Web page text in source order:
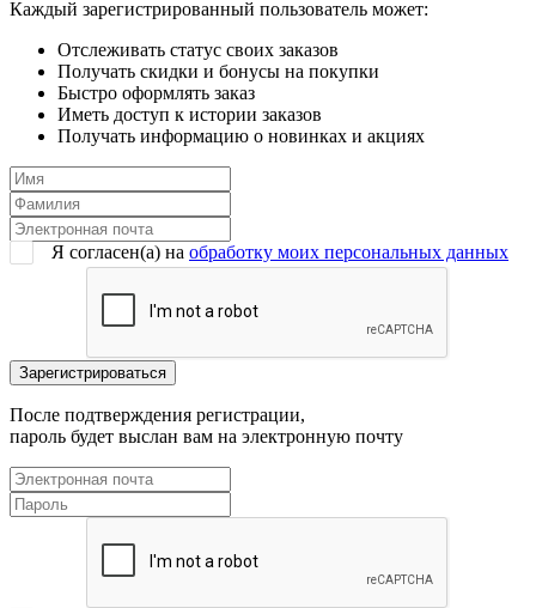
Каждый зарегистрированный пользователь может:
Отслеживать статус своих заказов
Получать скидки и бонусы на покупки
Быстро оформлять заказ
Иметь доступ к истории заказов
Получать информацию о новинках и акциях
Я согласен(a) на обработку моих персональных данных
После подтверждения регистрации,
пароль будет выслан вам на электронную почту